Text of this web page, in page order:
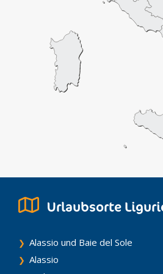
degli Abissi (den Christus des
der vom Bildhauer Guido Galletti im
gesetzt wurde und den Seefahrern
Urlaubsorte
Alassio und Baie del Sole
Alassio